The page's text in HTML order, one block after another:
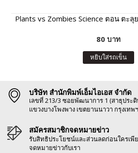
Plants vs Zombies Science ตอน ตะ
80 บาท
หยิบใส่รถเข็น
บริษัท สำนักพิมพ์เอ็มไอเอส จำกัด
เลขที่ 213/3 ซอยพัฒนาการ 1 (สาธุประดิ
แขวงบางโพงพาง เขตยานนาวา กรุงเทพ
สมัครสมาชิกจดหมายข่าว
รับสิทธิประโยชน์และส่วนลดก่อนใครเพี
จดหมายข่าวกับเรา